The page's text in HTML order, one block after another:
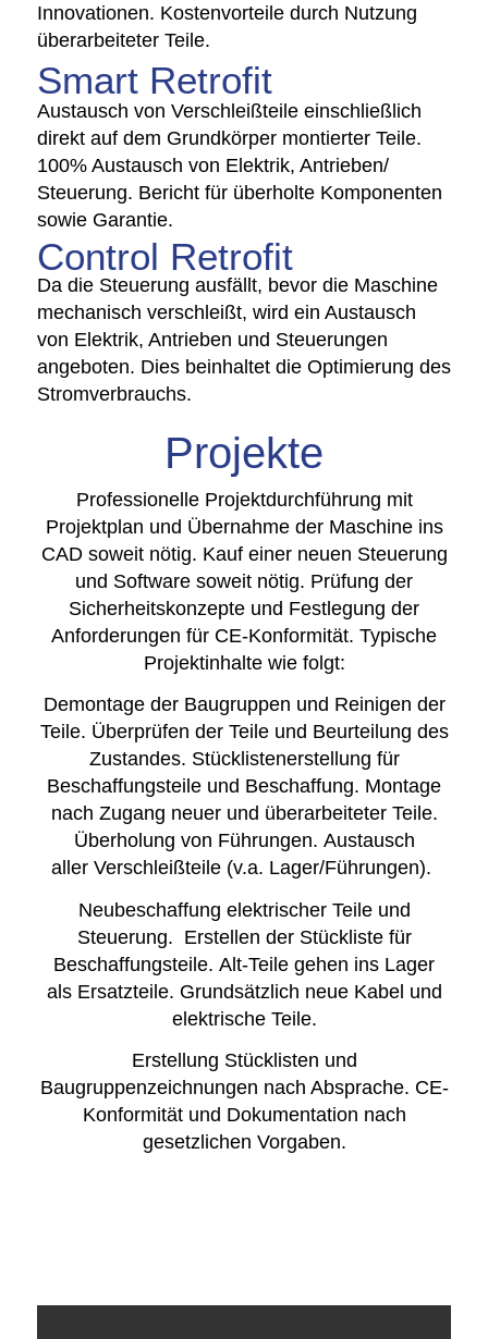
Innovationen. Kostenvorteile durch Nutzung
überarbeiteter Teile.
Smart Retrofit
Austausch von Verschleißteile einschließ­lich
direkt auf dem Grundkörper montierter Teile.
100% Austausch von Elektrik, Antrieben/
Steuerung. Bericht für überholte Komponenten
sowie Garantie.
Control Retrofit
Da die Steuerung ausfällt, bevor die Maschine
mechanisch verschleißt, wird ein Austausch
von Elektrik, Antrieben und Steuerungen
angeboten. Dies be­inhaltet die Optimierung des
Stromverbrauchs.
Projekte
Professionelle Projektdurchführung mit
Projektplan und Übernahme der Maschine ins
CAD soweit nötig. Kauf einer neuen Steuerung
und Software soweit nötig. Prüfung der
Sicherheitskonzepte und Festlegung der
Anforderungen für CE-Konformität. Typische
Projektinhalte wie folgt:
Demontage der Baugruppen und Reinigen der
Teile. Überprüfen der Teile und Beurteilung des
Zustandes. Stücklistenerstellung für
Beschaffungsteile und Beschaffung. Montage
nach Zugang neuer und überarbeiteter Teile.
Überholung von Führungen. Austausch
aller Verschleißteile (v.a. Lager/Führungen).
Neubeschaffung elektrischer Teile und
Steuerung. Erstellen der Stückliste für
Beschaffungsteile. Alt-Teile gehen ins Lager
als Ersatzteile. Grundsätzlich neue Kabel und
elektrische Teile.
Erstellung Stücklisten und
Baugruppenzeichnungen nach Absprache. CE-
Konformität und Dokumentation nach
gesetzlichen Vorgaben.